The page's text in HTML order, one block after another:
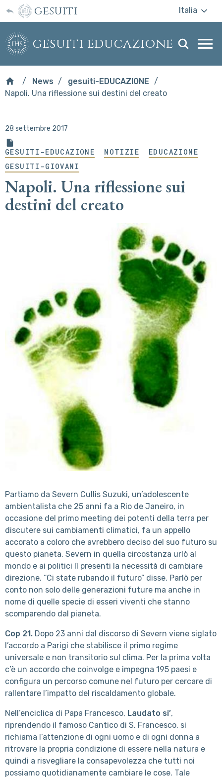
gesuiti Italia
gesuiti educazione
News
gesuiti-EDUCAZIONE
Napoli. Una riflessione sui destini del creato
28 settembre 2017
GESUITI-EDUCAZIONE NOTIZIE
EDUCAZIONE
GESUITI-GIOVANI
Napoli. Una riflessione sui
destini del creato
Partiamo da Severn Cullis Suzuki, un’adolescente
ambientalista che 25 anni fa a Rio de Janeiro, in
occasione del primo meeting dei potenti della terra per
discutere sui cambiamenti climatici, fa un appello
accorato a coloro che avrebbero deciso del suo futuro su
questo pianeta. Severn in quella circostanza urlò al
mondo e ai politici lì presenti la necessità di cambiare
direzione. “Ci state rubando il futuro” disse. Parlò per
conto non solo delle generazioni future ma anche in
nome di quelle specie di esseri viventi che stanno
scomparendo dal pianeta.
Cop 21. Dopo 23 anni dal discorso di Severn viene siglato
l’accordo a Parigi che stabilisce il primo regime
universale e non transitorio sul clima. Per la prima volta
c’è un accordo che coinvolge e impegna 195 paesi e
configura un percorso comune nel futuro per cercare di
rallentare l’impatto del riscaldamento globale.
Nell’enciclica di Papa Francesco, Laudato si’,
riprendendo il famoso Cantico di S. Francesco, si
richiama l’attenzione di ogni uomo e di ogni donna a
ritrovare la propria condizione di essere nella natura e
quindi a risvegliare la consapevolezza che tutti noi
possiamo quotidianamente cambiare le cose. Tale